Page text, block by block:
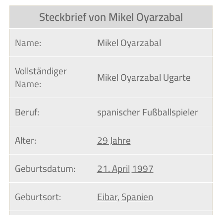
Steckbrief von Mikel Oyarzabal
Name:
Mikel Oyarzabal
Vollständiger
Name:
Mikel Oyarzabal Ugarte
Beruf:
spanischer Fußballspieler
Alter:
29 Jahre
Geburtsdatum:
21. April1997
Geburtsort:
Eibar,Spanien